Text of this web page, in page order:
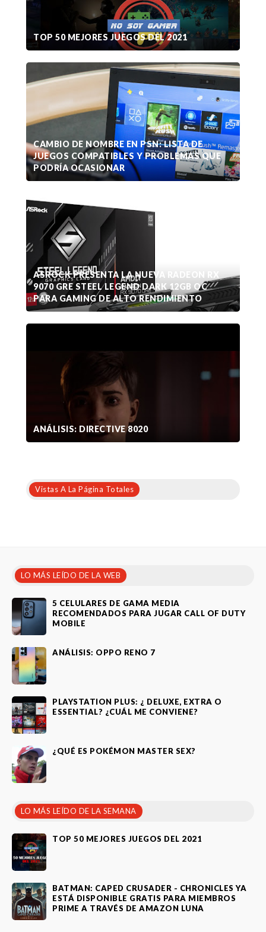
TOP 50 MEJORES JUEGOS DEL 2021
CAMBIO DE NOMBRE EN PSN: LISTA DE
JUEGOS COMPATIBLES Y PROBLEMAS QUE
PODRÍA OCASIONAR
ASROCK PRESENTA LA NUEVA RADEON RX
9070 GRE STEEL LEGEND DARK 12GB OC
PARA GAMING DE ALTO RENDIMIENTO
ANÁLISIS: DIRECTIVE 8020
Vistas A La Página Totales
LO MÁS LEÍDO DE LA WEB
5 CELULARES DE GAMA MEDIA
RECOMENDADOS PARA JUGAR CALL OF DUTY
MOBILE
ANÁLISIS: OPPO RENO 7
PLAYSTATION PLUS: ¿ DELUXE, EXTRA O
ESSENTIAL? ¿CUÁL ME CONVIENE?
¿QUÉ ES POKÉMON MASTER SEX?
LO MÁS LEÍDO DE LA SEMANA
TOP 50 MEJORES JUEGOS DEL 2021
BATMAN: CAPED CRUSADER - CHRONICLES YA
ESTÁ DISPONIBLE GRATIS PARA MIEMBROS
PRIME A TRAVÉS DE AMAZON LUNA